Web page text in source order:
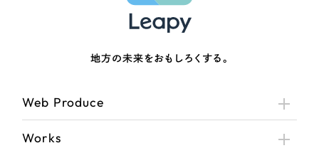
地方の未来をおもしろくする。
Web Produce
Works